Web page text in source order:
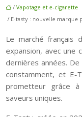
/ Vapotage et e-cigarette
/ E-tasty : nouvelle marque
Le marché français
expansion, avec une
dernières années.
constamment, et E-
prometteur grâce
saveurs uniques.